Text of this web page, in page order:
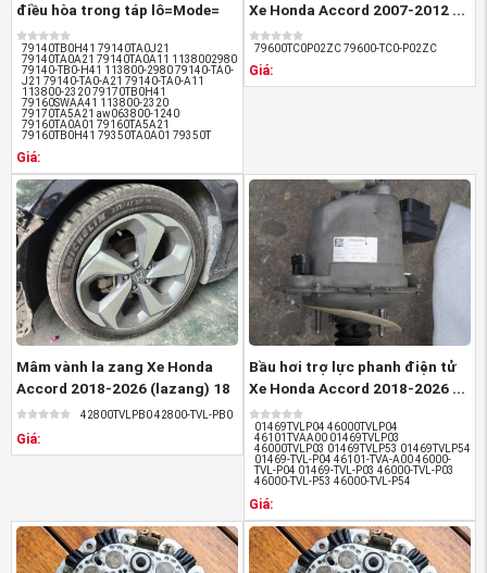
điều hòa trong táp lô=Mode=
chỉnh gió ...
79140TB0H41 79140TA0J21
79140TA0A21 79140TA0A11 1138002980
79140-TB0-H41 113800-2980 79140-TA0-
J21 79140-TA0-A21 79140-TA0-A11
113800-2320 79170TB0H41
79160SWAA41 113800-2320
79170TA5A21 aw063800-1240
79160TA0A01 79160TA5A21
79160TB0H41 79350TA0A01 79350T
Giá:
Xe Honda Accord 2007-2012 ...
79600TC0P02ZC 79600-TC0-P02ZC
Giá:
Mâm vành la zang Xe Honda
Accord 2018-2026 (lazang) 18
inch ...
42800TVLPB0 42800-TVL-PB0
Giá:
Bầu hơi trợ lực phanh điện tử
Xe Honda Accord 2018-2026 ...
01469TVLP04 46000TVLP04
46101TVAA00 01469TVLP03
46000TVLP03 01469TVLP53 01469TVLP54
01469-TVL-P04 46101-TVA-A00 46000-
TVL-P04 01469-TVL-P03 46000-TVL-P03
46000-TVL-P53 46000-TVL-P54
Giá: